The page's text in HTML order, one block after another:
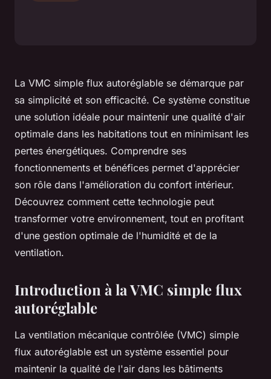
La VMC simple flux autoréglable se démarque par
sa simplicité et son efficacité. Ce système constitue
une solution idéale pour maintenir une qualité d'air
optimale dans les habitations tout en minimisant les
pertes énergétiques. Comprendre ses
fonctionnements et bénéfices permet d'apprécier
son rôle dans l'amélioration du confort intérieur.
Découvrez comment cette technologie peut
transformer votre environnement, tout en profitant
d'une gestion optimale de l'humidité et de la
ventilation.
Introduction à la VMC simple flux
autoréglable
La ventilation mécanique contrôlée (VMC) simple
flux autoréglable est un système essentiel pour
maintenir la qualité de l'air dans les bâtiments